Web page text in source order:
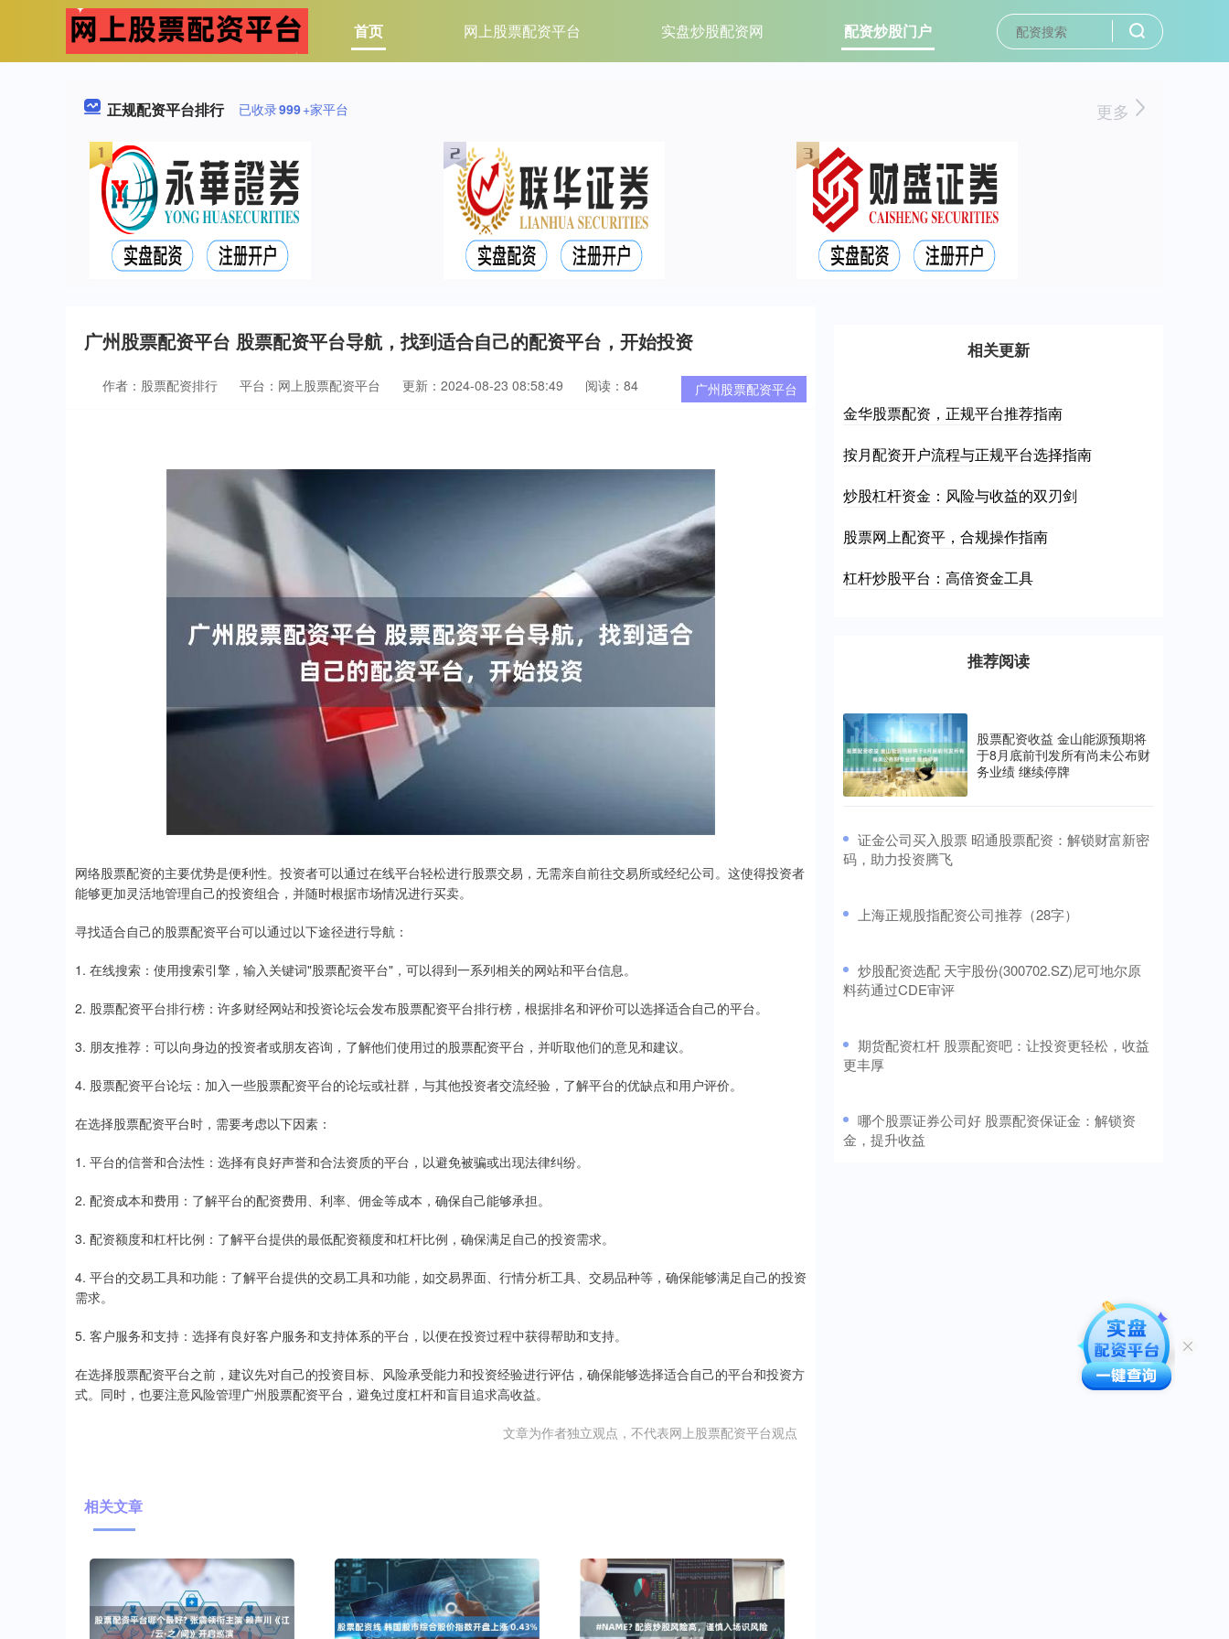
首页 网上股票配资平台 实盘炒股配资网 配资炒股门户
正规配资平台排行 已收录999+家平台 更多
广州股票配资平台 股票配资平台导航，找到适合自己的配资平台，开始投资
广州股票配资平台
作者：股票配资排行 平台：网上股票配资平台 更新：2024-08-23 08:58:49 阅读：84
网络股票配资的主要优势是便利性。投资者可以通过在线平台轻松进行股票交易，无需亲自前往交易所或经纪公司。这使得投资者
能够更加灵活地管理自己的投资组合，并随时根据市场情况进行买卖。
寻找适合自己的股票配资平台可以通过以下途径进行导航：
1. 在线搜索：使用搜索引擎，输入关键词"股票配资平台"，可以得到一系列相关的网站和平台信息。
2. 股票配资平台排行榜：许多财经网站和投资论坛会发布股票配资平台排行榜，根据排名和评价可以选择适合自己的平台。
3. 朋友推荐：可以向身边的投资者或朋友咨询，了解他们使用过的股票配资平台，并听取他们的意见和建议。
4. 股票配资平台论坛：加入一些股票配资平台的论坛或社群，与其他投资者交流经验，了解平台的优缺点和用户评价。
在选择股票配资平台时，需要考虑以下因素：
1. 平台的信誉和合法性：选择有良好声誉和合法资质的平台，以避免被骗或出现法律纠纷。
2. 配资成本和费用：了解平台的配资费用、利率、佣金等成本，确保自己能够承担。
3. 配资额度和杠杆比例：了解平台提供的最低配资额度和杠杆比例，确保满足自己的投资需求。
4. 平台的交易工具和功能：了解平台提供的交易工具和功能，如交易界面、行情分析工具、交易品种等，确保能够满足自己的投资
需求。
5. 客户服务和支持：选择有良好客户服务和支持体系的平台，以便在投资过程中获得帮助和支持。
在选择股票配资平台之前，建议先对自己的投资目标、风险承受能力和投资经验进行评估，确保能够选择适合自己的平台和投资方
式。同时，也要注意风险管理广州股票配资平台，避免过度杠杆和盲目追求高收益。
文章为作者独立观点，不代表网上股票配资平台观点
相关文章
相关更新
金华股票配资，正规平台推荐指南
按月配资开户流程与正规平台选择指南
炒股杠杆资金：风险与收益的双刃剑
股票网上配资平，合规操作指南
杠杆炒股平台：高倍资金工具
推荐阅读
股票配资收益 金山能源预期将
于8月底前刊发所有尚未公布财
务业绩 继续停牌
​证金公司买入股票 昭通股票配资：解锁财富新密
码，助力投资腾飞
​上海正规股指配资公司推荐（28字）
​炒股配资选配 天宇股份(300702.SZ)尼可地尔原
料药通过CDE审评
​期货配资杠杆 股票配资吧：让投资更轻松，收益
更丰厚
​哪个股票证券公司好 股票配资保证金：解锁资
金，提升收益